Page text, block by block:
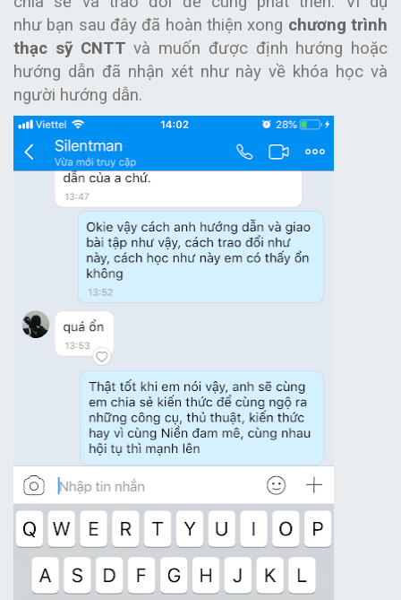
như bạn sau đây đã hoàn thiện xong chương trình
thạc sỹ CNTT và muốn được định hướng hoặc
hướng dẫn đã nhận xét như này về khóa học và
người hướng dẫn.